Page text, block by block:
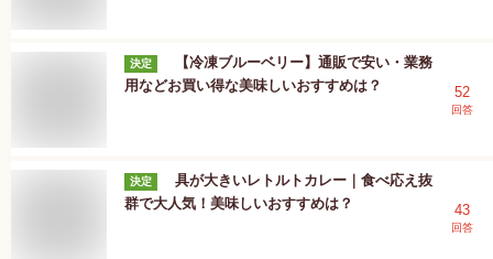
決定
【冷凍ブルーベリー】通販で安い・業務
用などお買い得な美味しいおすすめは？
52
回答
決定
具が大きいレトルトカレー｜食べ応え抜
群で大人気！美味しいおすすめは？
43
回答